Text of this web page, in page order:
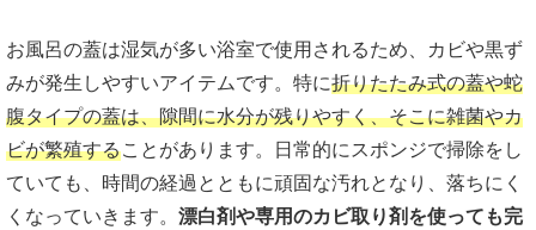
お風呂の蓋は湿気が多い浴室で使用されるため、カビや黒ず
みが発生しやすいアイテムです。特に折りたたみ式の蓋や蛇
腹タイプの蓋は、隙間に水分が残りやすく、そこに雑菌やカ
ビが繁殖することがあります。日常的にスポンジで掃除をし
ていても、時間の経過とともに頑固な汚れとなり、落ちにく
くなっていきます。 漂白剤や専用のカビ取り剤を使っても完